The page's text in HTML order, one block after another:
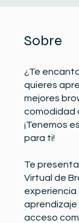
Sobre
¿Te
quieres
mejores
comodidad
¡Tenemos
para ti!
Te
Virtual de
experiencia
aprendizaje
acceso